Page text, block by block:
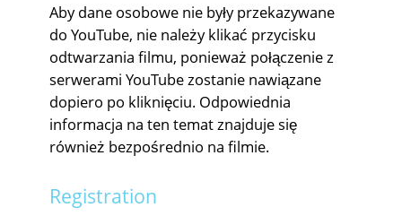
Aby dane osobowe nie były przekazywane
do YouTube, nie należy klikać przycisku
odtwarzania filmu, ponieważ połączenie z
serwerami YouTube zostanie nawiązane
dopiero po kliknięciu. Odpowiednia
informacja na ten temat znajduje się
również bezpośrednio na filmie.
Registration